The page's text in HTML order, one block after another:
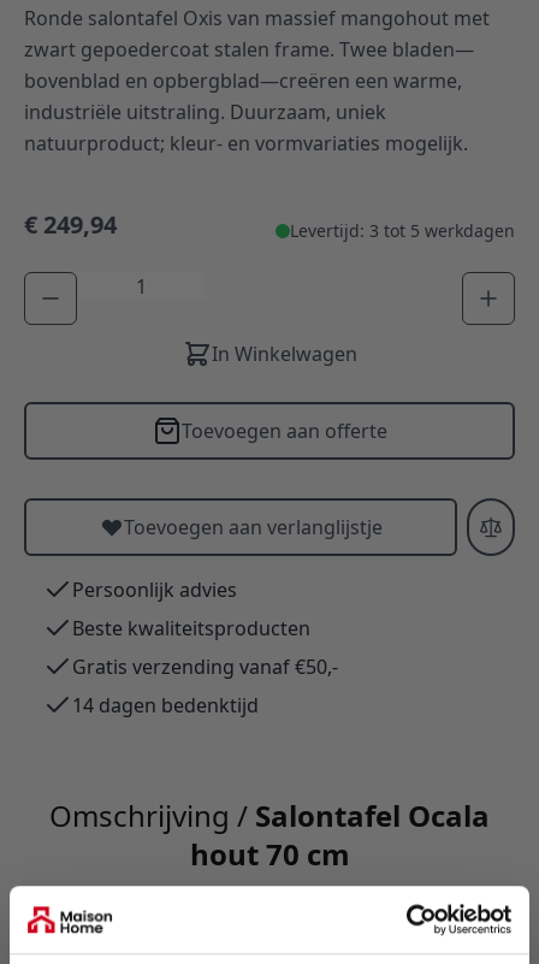
Ronde salontafel Oxis van massief mangohout met
zwart gepoedercoat stalen frame. Twee bladen—
bovenblad en opbergblad—creëren een warme,
industriële uitstraling. Duurzaam, uniek
natuurproduct; kleur- en vormvariaties mogelijk.
€ 249,94 Levertijd: 3 tot 5 werkdagen
Aantal
In Winkelwagen
Toevoegen aan offerte
Toevoegen aan verlanglijstje
Persoonlijk advies
Beste kwaliteitsproducten
Gratis verzending vanaf €50,-
14 dagen bedenktijd
Omschrijving / Salontafel Ocala
hout 70 cm
Ronde salontafel Oxis van massief mangohout